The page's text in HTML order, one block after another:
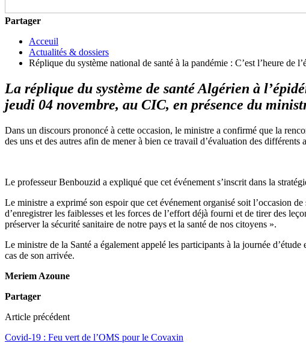
Partager
Acceuil
Actualités & dossiers
Réplique du système national de santé à la pandémie : C’est l’heure de
La réplique du système de santé Algérien à
jeudi 04 novembre, au CIC, en présence du
Dans un discours prononcé à cette occasion, le ministre a confirmé que la
des uns et des autres afin de mener à bien ce travail d’évaluation des
Le professeur Benbouzid a expliqué que cet événement s’inscrit dans la
Le ministre a exprimé son espoir que cet événement organisé soit l’occasion
d’enregistrer les faiblesses et les forces de l’effort déjà fourni et de tirer des
préserver la sécurité sanitaire de notre pays et la santé de nos citoyens ».
Le ministre de la Santé a également appelé les participants à la journée
cas de son arrivée.
Meriem Azoune
Partager
Article précédent
Covid-19 : Feu vert de l’OMS pour le Covaxin